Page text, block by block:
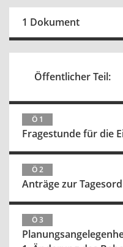
1 Dokument
Öffentlicher Teil:
Ö 1
Fragestunde für die
Ö 2
Anträge zur
Ö 3